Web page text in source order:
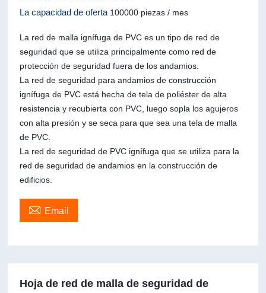
La capacidad de oferta 100000 piezas / mes
La red de malla ignífuga de PVC es un tipo de red de
seguridad que se utiliza principalmente como red de
protección de seguridad fuera de los andamios.
La red de seguridad para andamios de construcción
ignífuga de PVC está hecha de tela de poliéster de alta
resistencia y recubierta con PVC, luego sopla los agujeros
con alta presión y se seca para que sea una tela de malla
de PVC.
La red de seguridad de PVC ignífuga que se utiliza para la
red de seguridad de andamios en la construcción de
edificios.
 Email
Hoja de red de malla de seguridad de